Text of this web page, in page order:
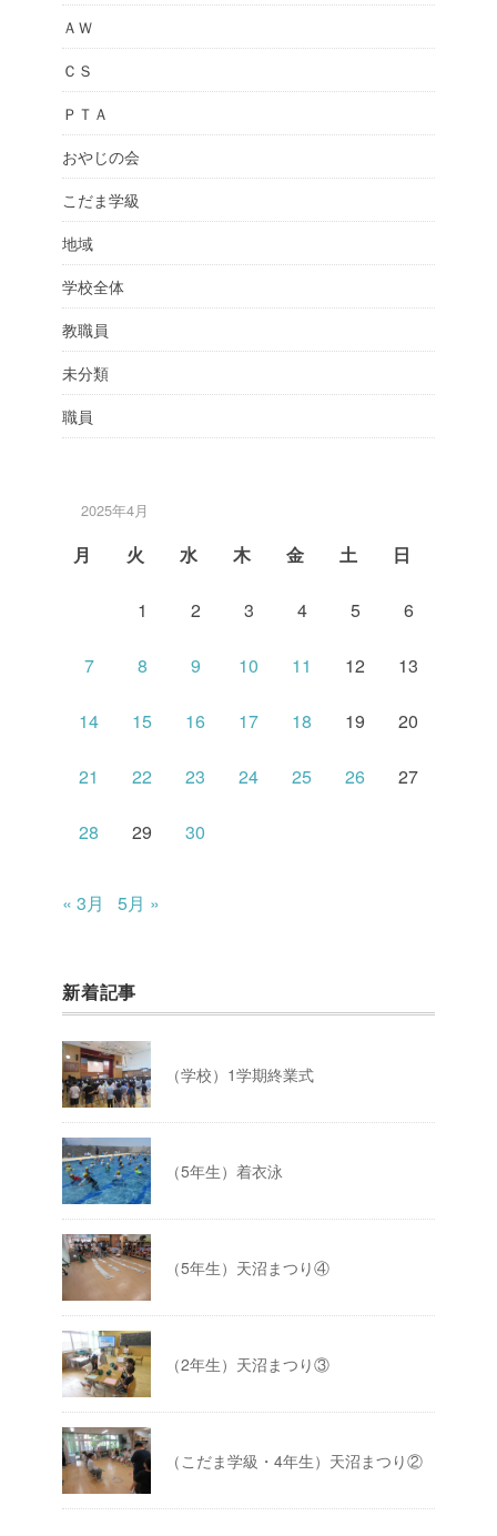
ＡＷ
ＣＳ
ＰＴＡ
おやじの会
こだま学級
地域
学校全体
教職員
未分類
職員
2025年4月
月 火 水 木 金 土 日
1 2 3 4 5 6
7 8 9 10 11 12 13
14 15 16 17 18 19 20
21 22 23 24 25 26 27
28 29 30
« 3月 5月 »
新着記事
（学校）1学期終業式
（5年生）着衣泳
（5年生）天沼まつり④
（2年生）天沼まつり③
（こだま学級・4年生）天沼まつり②